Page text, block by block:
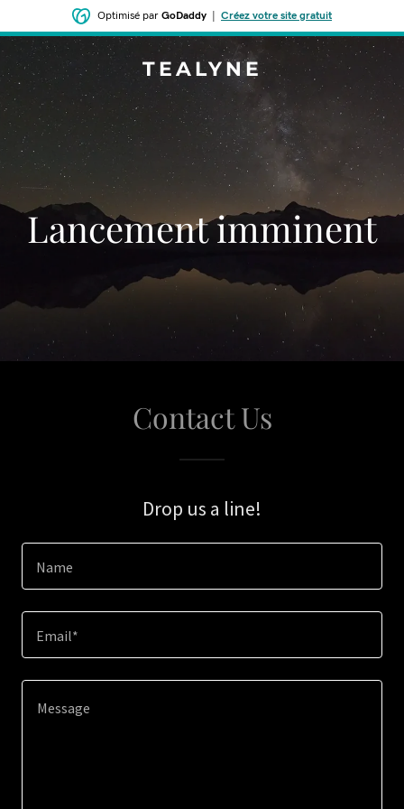
Optimisé par GoDaddy Créez votre site gratuit
TEALYNE
Lancement imminent
Contact Us
Drop us a line!
Name
Email*